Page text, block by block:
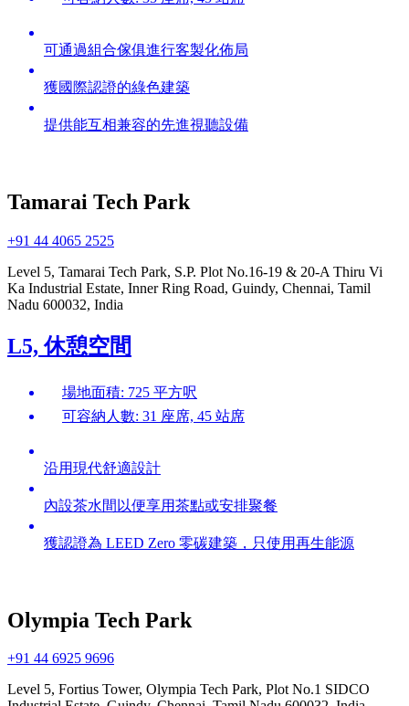
可通過組合傢俱進行客製化佈局
獲國際認證的綠色建築
提供能互相兼容的先進視聽設備
Tamarai Tech Park
+91 44 4065 2525
Level 5, Tamarai Tech Park, S.P. Plot No.16-19 & 20-A Thiru Vi
Ka Industrial Estate, Inner Ring Road, Guindy, Chennai, Tamil
Nadu 600032, India
L5, 休憩空間
場地面積: 725 平方呎
可容納人數: 31 座席, 45 站席
沿用現代舒適設計
內設茶水間以便享用茶點或安排聚餐
獲認證為 LEED Zero 零碳建築，只使用再生能源
Olympia Tech Park
+91 44 6925 9696
Level 5, Fortius Tower, Olympia Tech Park, Plot No.1 SIDCO